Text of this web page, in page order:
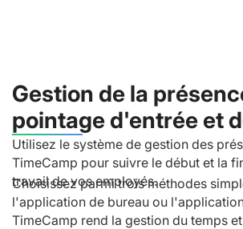
Gestion de la
pointage d'entrée et
Utilisez le système de gestion des
TimeCamp pour suivre le début et la
travail de vos employés.
Choisissez parmi trois méthodes
l'application de bureau ou
TimeCamp rend la gestion du temps